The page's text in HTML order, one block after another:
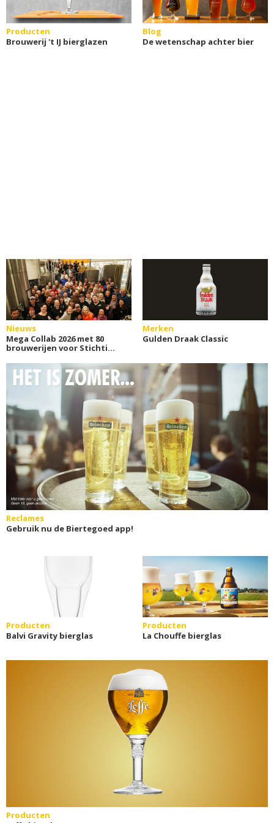
Producten
Brouwerij 't IJ bierglazen
Blog
De wetenschap achter bier
Nieuws
Mega Collab 2026 met 80
brouwerijen voor Stichting
Merken
Gulden Draak Classic
Reclames
Gebruik nu de Biertegoed app!
Producten
Balvi Gravity bierglas
Producten
La Chouffe bierglas
Producten